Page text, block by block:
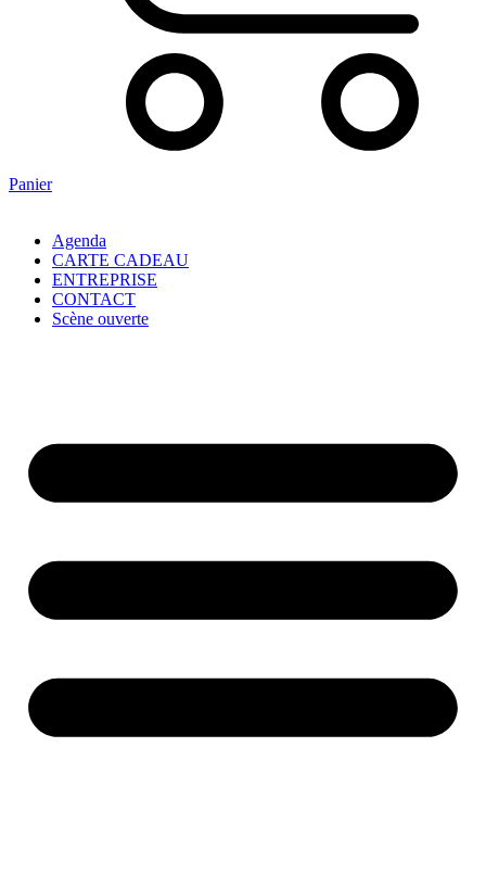
Panier
Agenda
CARTE CADEAU
ENTREPRISE
CONTACT
Scène ouverte